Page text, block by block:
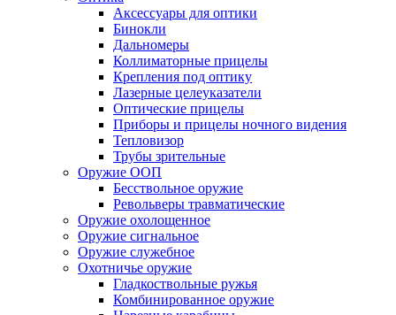
Аксессуары для оптики
Бинокли
Дальномеры
Коллиматорные прицелы
Крепления под оптику
Лазерные целеуказатели
Оптические прицелы
Приборы и прицелы ночного видения
Тепловизор
Трубы зрительные
Оружие ООП
Бесствольное оружие
Револьверы травматические
Оружие охолощенное
Оружие сигнальное
Оружие служебное
Охотничье оружие
Гладкоствольные ружья
Комбинированное оружие